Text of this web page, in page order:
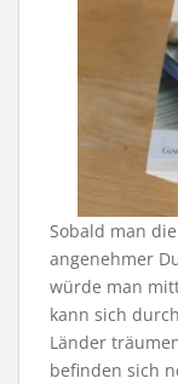
Sobald man
angenehmer
würde man
kann sich
Länder
befinden sich